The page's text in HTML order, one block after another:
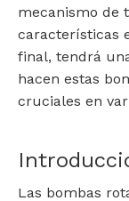
mecanismo de
características
final, tendrá
hacen estas
cruciales en
Las bombas